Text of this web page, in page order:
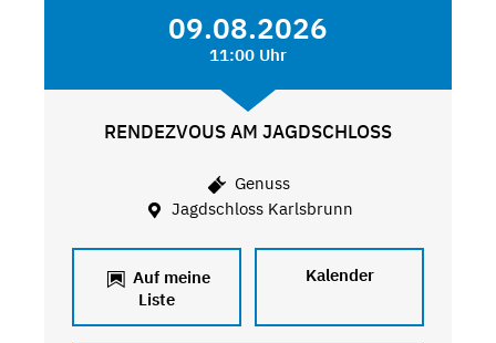
09.08.2026
11:00 Uhr
RENDEZVOUS AM JAGDSCHLOSS
Genuss
Jagdschloss Karlsbrunn
Auf meine
Liste
Kalender